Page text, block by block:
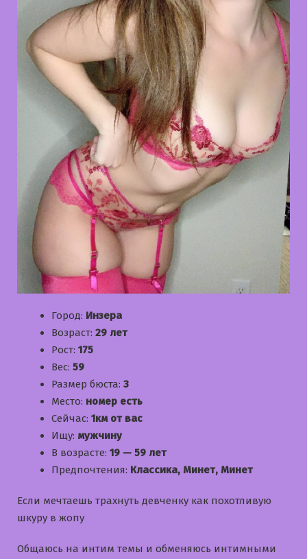
Город: Инзера
Возраст: 29 лет
Рост: 175
Вес: 59
Размер бюста: 3
Место: номер есть
Сейчас: 1км от вас
Ищу: мужчину
В возрасте: 19 — 59 лет
Предпочтения: Классика, Минет, Минет
Если мечтаешь трахнуть девченку как похотливую
шкуру в жопу
Общаюсь на интим темы и обменяюсь интимными